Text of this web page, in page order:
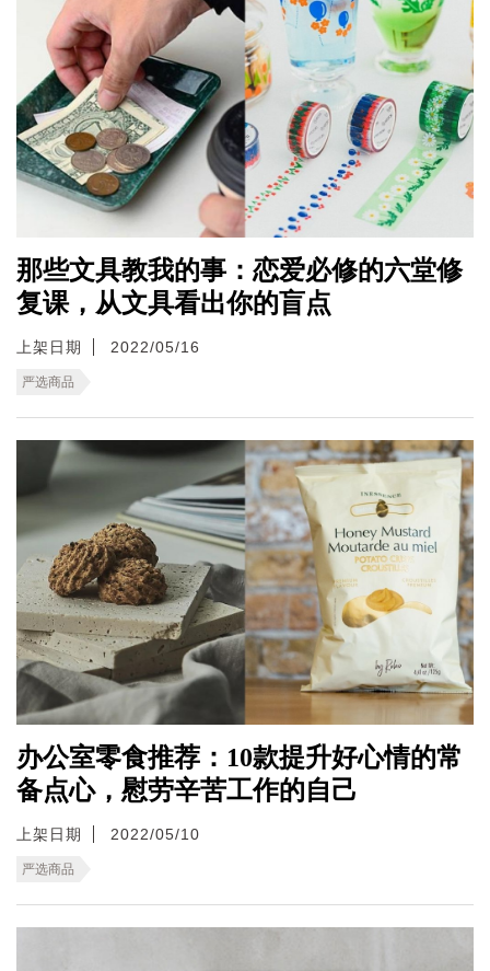
那些文具教我的事：恋爱必修的六堂修
复课，从文具看出你的盲点
上架日期 2022/05/16
严选商品
办公室零食推荐：10款提升好心情的常
备点心，慰劳辛苦工作的自己
上架日期 2022/05/10
严选商品